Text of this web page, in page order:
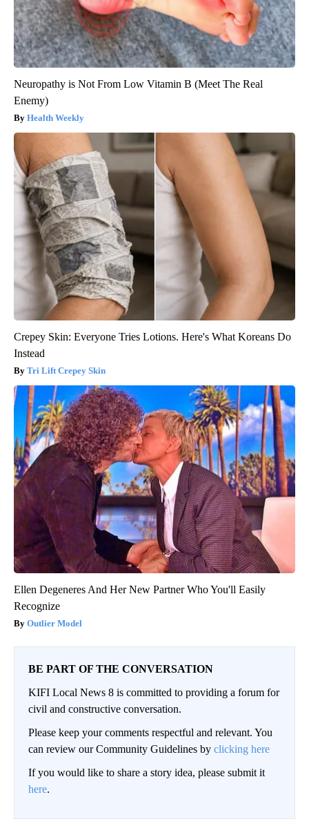
Neuropathy is Not From Low Vitamin B (Meet The Real
Enemy)
Health Weekly
Crepey Skin: Everyone Tries Lotions. Here's What Koreans Do
Instead
Tri Lift Crepey Skin
Ellen Degeneres And Her New Partner Who You'll Easily
Recognize
Outlier Model
BE PART OF THE CONVERSATION
KIFI Local News 8 is committed to providing a forum for
civil and constructive conversation.
Please keep your comments respectful and relevant. You
can review our Community Guidelines by clicking here
If you would like to share a story idea, please submit it
here.